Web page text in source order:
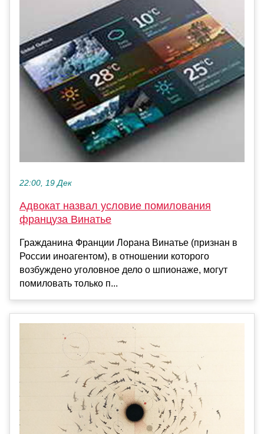
22:00, 19 Дек
Адвокат назвал условие помилования
француза Винатье
Гражданина Франции Лорана Винатье (признан в
России иноагентом), в отношении которого
возбуждено уголовное дело о шпионаже, могут
помиловать только п...